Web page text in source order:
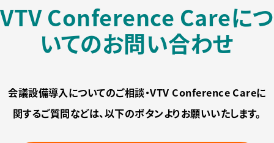
VTV Conference Careにつ
いてのお問い合わせ
会議設備導入についてのご相談・VTV Conference Careに
関するご質問などは、以下のボタンよりお願いいたします。